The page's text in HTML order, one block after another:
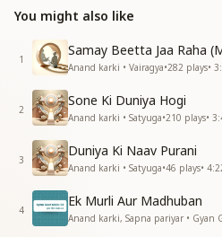
बिन बोले देता वरदान जिसकी न देह
बिन बोले देता वरदान जिसकी न देह
सब धर्म के पूज्य महान हर मन में जिनका
चाहे कोई पहचाने नहीं फिर भी सबका
चाहे कोई पहचाने नहीं फिर भी सबका
इन नयनोंसे दिखता नहीं वो तो सबका
इन नयनोंसे दिखता नहीं वो तो सबका
एक विचित्र बाबा देखा
एक विचित्र बाबा देखा जिसका चित्र न्यारा
एक विचित्र बाबा देखा जिसका चित्र न्यारा है
इन नयनोंसे दिखता नहीं वो तो सबका
इन नयनोंसे दिखता नहीं वो तो सबका
You might also like
1
Samay Beetta Jaa Raha
Anand karki • Vairagya•282 plays•
2
Sone Ki Duniya Hogi
Anand karki • Satyuga•210 plays•
3
Duniya Ki Naav Purani
Anand karki • Satyuga•46 plays•
4
Ek Murli Aur Madhuban